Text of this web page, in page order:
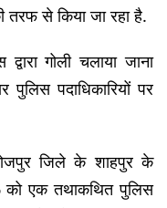
तरफ से किया जा रहा है.
गोली चलाया जाना
पदाधिकारियों पर
जिले के शाहपुर के
को एक तथाकथित पुलिस